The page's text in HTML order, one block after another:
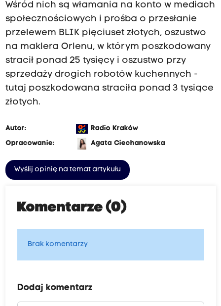
Wśród nich są włamania na konto w mediach
społecznościowych i prośba o przesłanie
przelewem BLIK pięciuset złotych, oszustwo
na maklera Orlenu, w którym poszkodowany
stracił ponad 25 tysięcy i oszustwo przy
sprzedaży drogich robotów kuchennych -
tutaj poszkodowana straciła ponad 3 tysiące
złotych.
Autor:
Radio Kraków
Opracowanie:
Agata Ciechanowska
Wyślij opinię na temat artykułu
Komentarze (0)
Brak komentarzy
Dodaj komentarz